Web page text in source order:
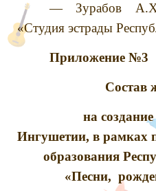
— Зурабов
«Студия эстрады
Приложение №3
Состав
на
Ингушетии, в рамках
образования
«Песни,